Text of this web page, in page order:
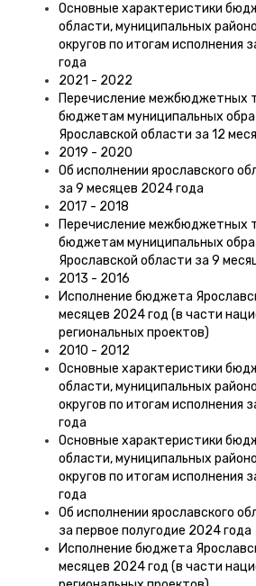
Основные характеристики
области, муниципальных
округов по итогам исполнения
года
2021 - 2022
Перечисление межбюджетных
бюджетам муниципальных
Ярославской области за 12
2019 - 2020
Об исполнении ярославского
за 9 месяцев 2024 года
2017 - 2018
Перечисление межбюджетных
бюджетам муниципальных
Ярославской области за 9
2013 - 2016
Исполнение бюджета
месяцев 2024 год (в части
региональных проектов)
2010 - 2012
Основные характеристики
области, муниципальных
округов по итогам исполнения
года
Основные характеристики
области, муниципальных
округов по итогам исполнения
года
Об исполнении ярославского
за первое полугодие 2024 года
Исполнение бюджета
месяцев 2024 год (в части